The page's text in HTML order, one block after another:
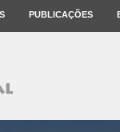
PUBLICAÇÕES